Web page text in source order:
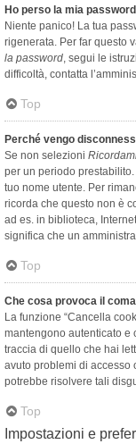
Ho perso la mia
Niente panico! La tua
rigenerata. Per far questo
la password, segui le
difficoltà, contatta
Top
Perché vengo
Se non selezioni
per un periodo
tuo nome utente. Per
ricorda che questo non è
ad es. in biblioteca,
significa che un
Top
Che cosa provoca il
La funzione “Cancella
mantengono autenticato e
traccia di quello che hai
avuto problemi di accesso
potrebbe risolvere tali
Top
Impostazioni e